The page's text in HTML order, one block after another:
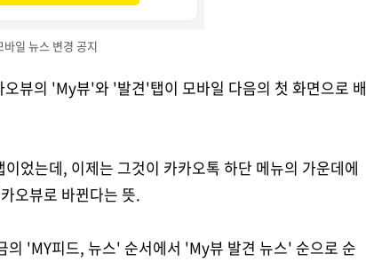
바일 뉴스 변경 공지
뷰의 'My뷰'와 '발견'탭이 모바일 다음의 첫 화면으로 배
었는데, 이제는 그것이 카카오톡 하단 메뉴의 가운데에
오뷰로 바뀐다는 뜻.
의 'MY피드, 뉴스' 순서에서 'My뷰 발견 뉴스' 순으로 순